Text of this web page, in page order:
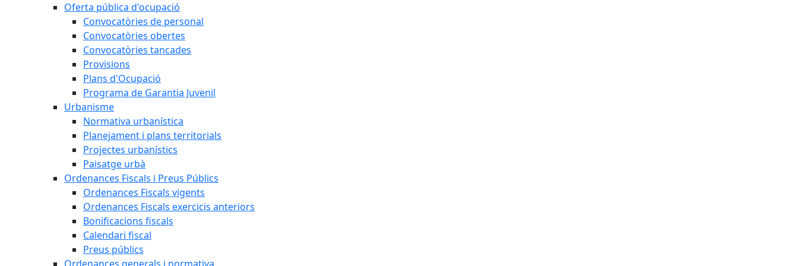
Oferta pública d'ocupació
Convocatòries de personal
Convocatòries obertes
Convocatòries tancades
Provisions
Plans d'Ocupació
Programa de Garantia Juvenil
Urbanisme
Normativa urbanística
Planejament i plans territorials
Projectes urbanístics
Paisatge urbà
Ordenances Fiscals i Preus Públics
Ordenances Fiscals vigents
Ordenances Fiscals exercicis anteriors
Bonificacions fiscals
Calendari fiscal
Preus públics